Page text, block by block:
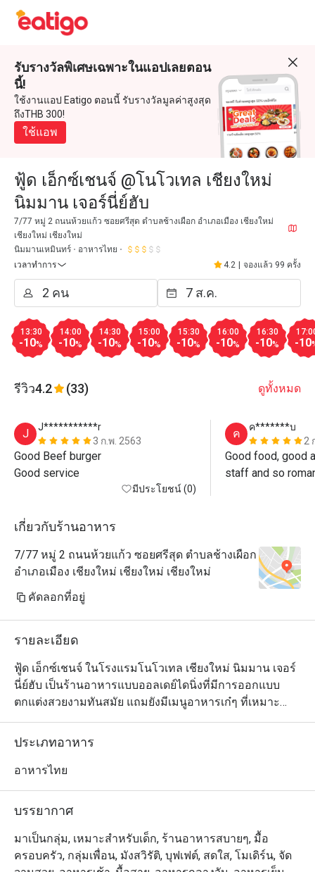
รับรางวัลพิเศษเฉพาะในแอปเลยตอน
นี้!
ใช้งานแอป Eatigo ตอนนี้ รับรางวัลมูลค่าสูงสุด
ถึงTHB 300!
ใช้แอพ
ฟู้ด เอ็กซ์เชนจ์ @โนโวเทล เชียงใหม่
นิมมาน เจอร์นี่ย์ฮับ
7/77 หมู่ 2 ถนนห้วยแก้ว ซอยศรีสุด ตำบลช้างเผือก อำเภอเมือง เชียงใหม่
เชียงใหม่ เชียงใหม่
นิมมานเหมินทร์
อาหารไทย
เวลาทำการ
4.2 จองแล้ว 99 ครั้ง
13:30
-10%
14:00
-10%
14:30
-10%
15:00
-10%
15:30
-10%
16:00
-10%
16:30
-10% -10
รีวิว4.2 (33) ดูทั้งหมด
J
J***********r
3 ก.พ. 2563
Good Beef burger
มีประโยชน์ (0)
ค
ค*******บ
2
Good food, good
staff and so
เกี่ยวกับร้านอาหาร
7/77 หมู่ 2 ถนนห้วยแก้ว ซอยศรีสุด ตำบลช้างเผือก
อำเภอเมือง เชียงใหม่ เชียงใหม่ เชียงใหม่
คัดลอกที่อยู่
รายละเอียด
ฟู้ด เอ็กซ์เชนจ์ ในโรงแรมโนโวเทล เชียงใหม่ นิมมาน เจอร์
นี่ย์ฮับ เป็นร้านอาหารแบบออลเดย์ไดนิ่งที่มีการออกแบบ
ตกแต่งสวยงามทันสมัย แถมยังมีเมนูอาหารเก๋ๆ ที่เหมาะ
สำหรับเช็กอิน ช่วยเพิ่มเสน่ห์ดึงดูดให้ฟู้ดดี้เจเนอเรชั่นใหม่
แวะเวียนเข้ามาอยู่เสมอ ซึ่งทางทีมเชฟอยากเชิญชวนให้ทุก
อาหารไทยแท้ อาหารเอเชีย หรืออาหารนานาชาติ หรือหาก
ประเภทอาหาร
อาหารไทย
บรรยากาศ
มาเป็นกลุ่ม, เหมาะสำหรับเด็ก, ร้านอาหารสบายๆ, มื้อ
ครอบครัว, กลุ่มเพื่อน, มังสวิรัติ, บุฟเฟต์, สดใส, โมเดิร์น, จัด